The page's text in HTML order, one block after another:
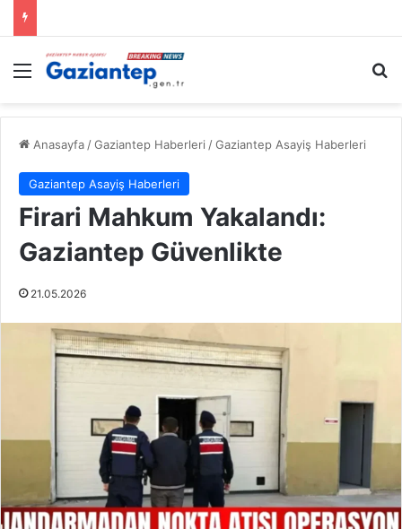
Menü
Anasayfa /Gaziantep Haberleri /Gaziantep Asayiş Haberleri
Gaziantep Asayiş Haberleri
Firari Mahkum Yakalandı:
Gaziantep Güvenlikte
21.05.2026